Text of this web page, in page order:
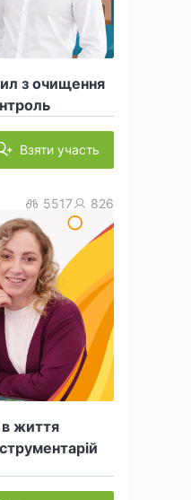
з очищення
Взяти участь
в життя
5517 826